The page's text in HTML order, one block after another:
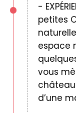
-
petites
espace
vous
château
d’une